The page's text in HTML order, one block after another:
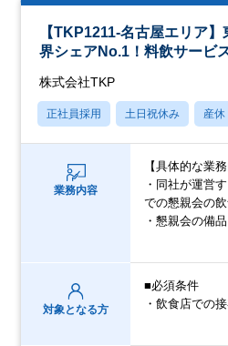
【TKP1211-名古屋エリア
界シェアNo.1！料飲サー
株式会社TKP
正社員採用 土日祝休み 産休
業務内容
【具体的な業務
・同社が運営
での懇親会の
・懇親会の備
対象となる方
■必須条件
・飲食店での